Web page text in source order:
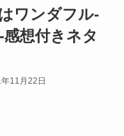
ワンダフル-
想付きネタ
11月22日